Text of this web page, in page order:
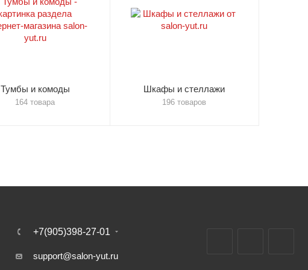
Тумбы и комоды
164 товара
Шкафы и стеллажи
196 товаров
+7(905)398-27-01
support@salon-yut.ru